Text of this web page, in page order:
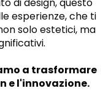
esperienze, che ti
solo estetici, ma
a trasformare
e l'innovazione.